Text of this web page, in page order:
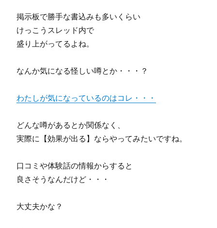
掲示板で勝手な書込みも多いくらい
けっこうスレッド内で
盛り上がってるよね。
なんか気になる怪しい噂とか・・・？
わたしが気になっているのはコレ・・・
どんな噂があるとか関係なく、
実際に【効果が出る】ならやってみたいですね。
口コミや体験話の情報からすると
良さそうなんだけど・・・
大丈夫かな？